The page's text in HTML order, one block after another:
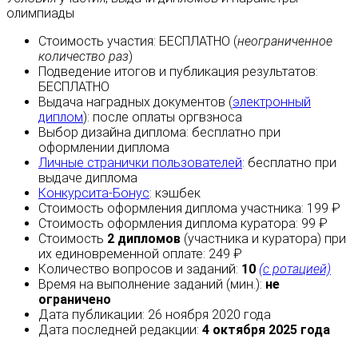
олимпиады
Стоимость участия: БЕСПЛАТНО (неограниченное
количество раз)
Подведение итогов и публикация результатов:
БЕСПЛАТНО
Выдача наградных документов (электронный
диплом): после оплаты оргвзноса
Выбор дизайна диплома: бесплатно при
оформлении диплома
Личные странички пользователей: бесплатно при
выдаче диплома
Конкурсита-Бонус: кэшбек
Стоимость оформления диплома участника: 199 ₽
Стоимость оформления диплома куратора: 99 ₽
Стоимость 2 дипломов (участника и куратора) при
их единовременной оплате: 249 ₽
Количество вопросов и заданий: 10 (с ротацией)
Время на выполнение заданий (мин.): не
ограничено
Дата публикации: 26 ноября 2020 года
Дата последней редакции: 4 октября 2025 года